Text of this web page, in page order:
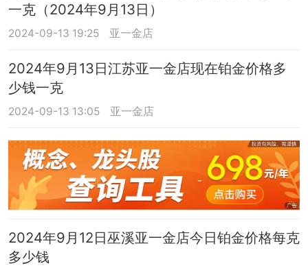
一克（2024年9月13日）
2024-09-13 19:25 亚一金店
2024年9月13日江苏亚一金店现在铂金价格多
少钱一克
2024-09-13 13:05 亚一金店
2024年9月12日巫溪亚一金店今日铂金价格每克
多少钱